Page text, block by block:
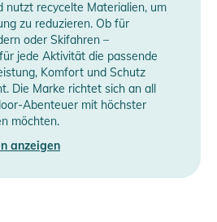
nutzt recycelte Materialien, um
zu reduzieren. Ob für
oder Skifahren –
jede Aktivität die passende
Komfort und Schutz
Die Marke richtet sich an all
Abenteuer mit höchster
möchten.
anzeigen